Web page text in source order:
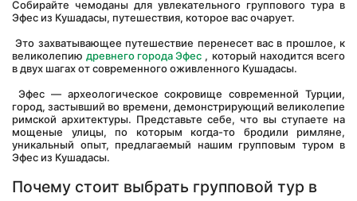
Собирайте чемоданы для увлекательного группового тура в
Эфес из Кушадасы, путешествия, которое вас очарует.
Это захватывающее путешествие перенесет вас в прошлое, к
великолепию древнего города Эфес , который находится всего
в двух шагах от современного оживленного Кушадасы.
город, застывший во времени, демонстрирующий великолепие
римской архитектуры. Представьте себе, что вы ступаете на
мощеные улицы, по которым когда-то бродили римляне,
уникальный опыт, предлагаемый нашим групповым туром в
Эфес из Кушадасы.
Почему стоит выбрать групповой тур в